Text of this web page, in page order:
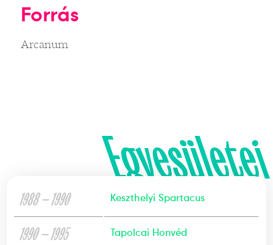
Forrás
Arcanum
Egyesületei
1988 — 1990 Keszthelyi Spartacus
1990 — 1995 Tapolcai Honvéd